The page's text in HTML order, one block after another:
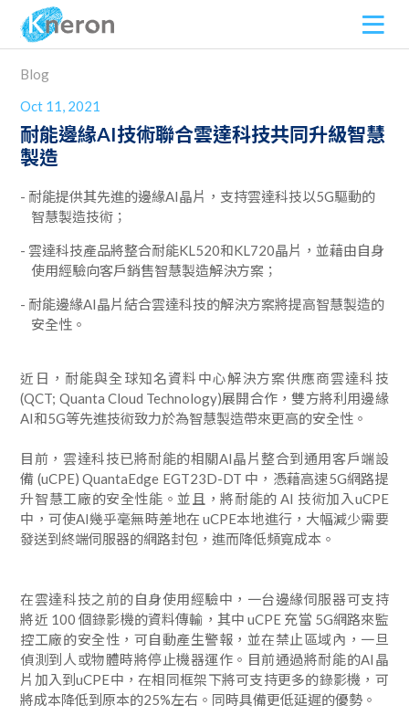
Blog
Oct 11, 2021
耐能邊緣AI技術聯合雲達科技共同升級智慧
製造
耐能提供其先進的邊緣AI晶片，支持雲達科技以5G驅動的
智慧製造技術；
雲達科技產品將整合耐能KL520和KL720晶片，並藉由自身
使用經驗向客戶銷售智慧製造解決方案；
耐能邊緣AI晶片結合雲達科技的解決方案將提高智慧製造的
安全性。
近日，耐能與全球知名資料中心解決方案供應商雲達科技
(QCT; Quanta Cloud Technology)展開合作，雙方將利用邊緣
AI和5G等先進技術致力於為智慧製造帶來更高的安全性。
目前，雲達科技已將耐能的相關AI晶片整合到通用客戶端設
備 (uCPE) QuantaEdge EGT23D-DT 中，憑藉高速5G網路提
升智慧工廠的安全性能。並且，將耐能的 AI 技術加入uCPE
中，可使AI幾乎毫無時差地在 uCPE本地進行，大幅減少需要
發送到終端伺服器的網路封包，進而降低頻寬成本。
在雲達科技之前的自身使用經驗中，一台邊緣伺服器可支持
將近 100 個錄影機的資料傳輸，其中 uCPE 充當 5G網路來監
控工廠的安全性，可自動產生警報，並在禁止區域內，一旦
偵測到人或物體時將停止機器運作。目前通過將耐能的AI晶
片加入到uCPE中，在相同框架下將可支持更多的錄影機，可
將成本降低到原本的25%左右。同時具備更低延遲的優勢。